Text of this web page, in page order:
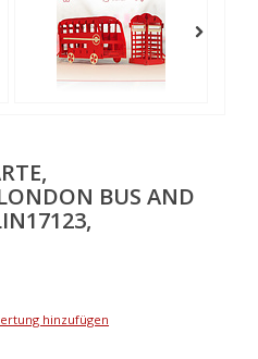
BUS AND
hinzufügen